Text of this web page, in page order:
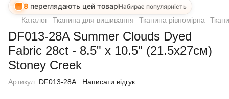
8 переглядають цей товар Набирає популярність
Каталог Тканина для вишивання Тканина рівномірна
DF013-28A Summer Clouds Dyed
Fabric 28ct - 8.5" x 10.5" (21.5х27см)
Stoney Creek
Артикул: DF013-28A Написати відгук